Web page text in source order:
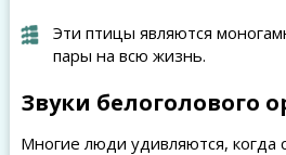
Эти птицы являются
пары на всю жизнь.
Звуки белоголового
Многие люди удивляются, когда